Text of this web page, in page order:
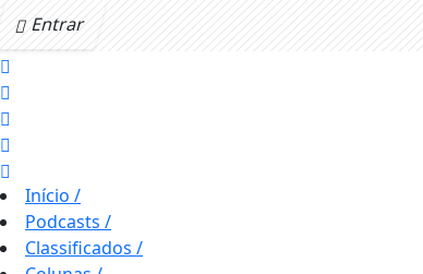
Entrar
Início /
Podcasts /
Classificados /